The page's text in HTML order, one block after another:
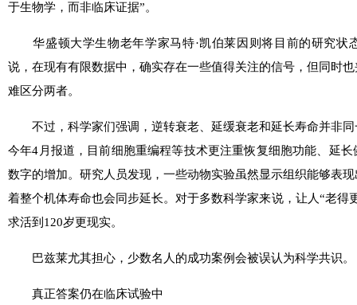
于生物学，而非临床证据”。
华盛顿大学生物老年学家马特·凯伯莱因则将目前的研究状
说，在现有有限数据中，确实存在一些值得关注的信号，但同时
难区分两者。
不过，科学家们强调，逆转衰老、延缓衰老和延长寿命并非同
今年4月报道，目前细胞重编程等技术更注重恢复细胞功能、延
数字的增加。研究人员发现，一些动物实验虽然显示组织能够表
着整个机体寿命也会同步延长。对于多数科学家来说，让人“老得
求活到120岁更现实。
巴兹莱尤其担心，少数名人的成功案例会被误认为科学共识。
真正答案仍在临床试验中